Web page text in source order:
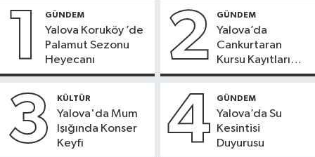
1 GÜNDEM
Yalova Koruköy ’de
Palamut Sezonu
Heyecanı
2 GÜNDEM
Yalova’da
Cankurtaran
Kursu Kayıtları
Başladı
3 KÜLTÜR
Yalova'da Mum
Işığında Konser
Keyfi
4 GÜNDEM
Yalova’da Su
Kesintisi
Duyurusu